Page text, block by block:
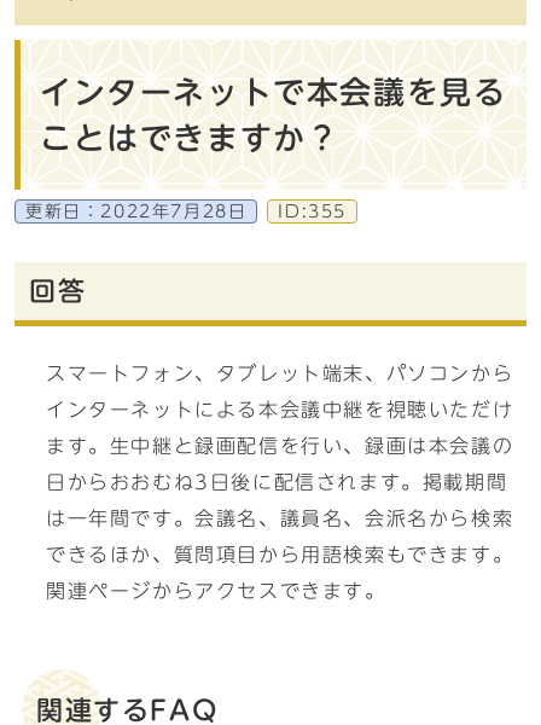
インターネットで本会議を見る
ことはできますか？
更新日： 2022年7月28日 ID:355
回答
スマートフォン、タブレット端末、パソコンから
インターネットによる本会議中継を視聴いただけ
ます。生中継と録画配信を行い、録画は本会議の
日からおおむね3日後に配信されます。掲載期間
は一年間です。会議名、議員名、会派名から検索
できるほか、質問項目から用語検索もできます。
関連ページからアクセスできます。
関連するFAQ